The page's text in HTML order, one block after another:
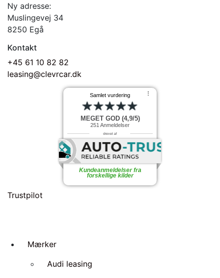
Ny adresse:
Muslingevej 34
8250 Egå
Kontakt
+45 61 10 82 82
leasing@clevrcar.dk
Samlet vurdering ⠇
MEGET GOD (4,9/5)
251 Anmeldelser
drevet af
Kundeanmeldelser fra
forskellige kilder
Trustpilot
Mærker
Audi leasing